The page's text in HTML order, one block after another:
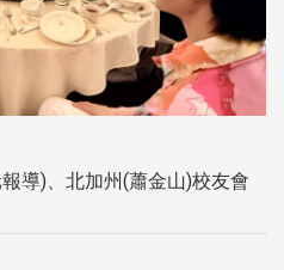
導)、北加州(蕭金山)校友會